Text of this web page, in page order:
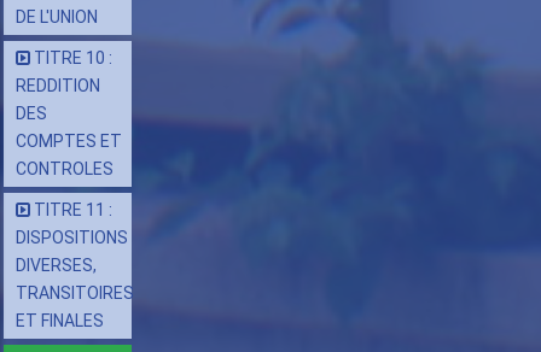
DE L'UNION
TITRE 10 :
REDDITION
DES
COMPTES ET
CONTROLES
TITRE 11 :
DISPOSITIONS
DIVERSES,
TRANSITOIRES
ET FINALES